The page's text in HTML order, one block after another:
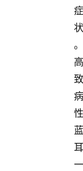
症
状
。
高
致
病
性
蓝
耳
一